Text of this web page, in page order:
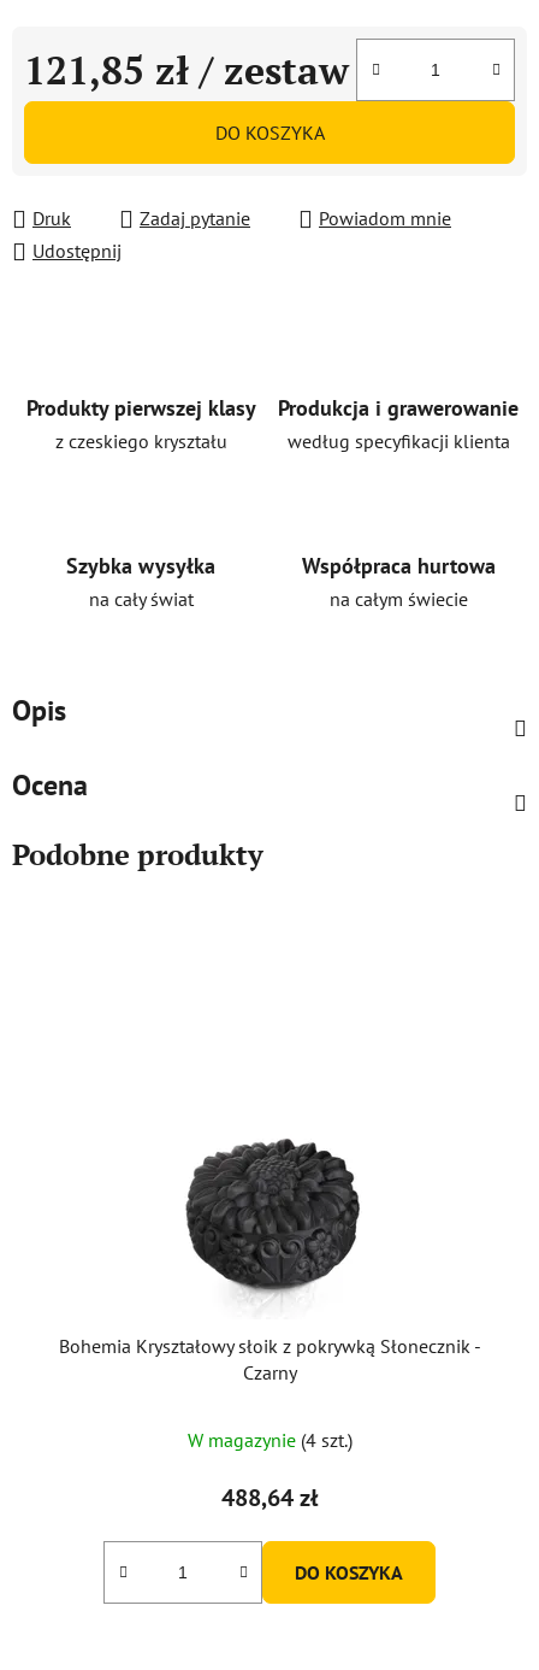
121,85 zł / zestaw
Cena jednostkowa:
DO KOSZYKA
Druk Zadaj pytanie
Powiadom mnie
Udostępnij
Produkty pierwszej klasy
z czeskiego kryształu
Produkcja i grawerowanie
według specyfikacji klienta
Szybka wysyłka
na cały świat
Współpraca hurtowa
na całym świecie
Opis
Ocena
Podobne produkty
Bohemia Kryształowy słoik z pokrywką Słonecznik -
Czarny
W magazynie (4 szt.)
488,64 zł
DO KOSZYKA